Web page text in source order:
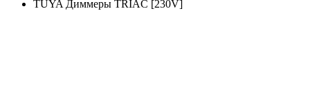
TUYA Диммеры TRIAC [230V]